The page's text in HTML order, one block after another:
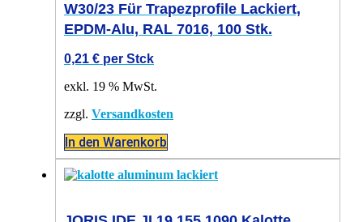
W30/23 Für Trapezprofile Lackiert,
EPDM-Alu, RAL 7016, 100 Stk.
0,21 € per Stck
exkl. 19 % MwSt.
zzgl. Versandkosten
In den Warenkorb